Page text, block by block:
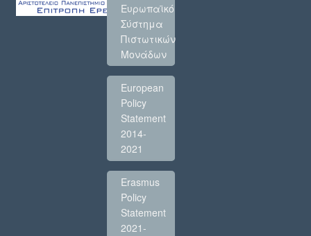
Ευρωπαϊκό
Σύστημα
Πιστωτικών
Μονάδων
European
Policy
Statement
2014-
2021
Erasmus
Policy
Statement
2021-